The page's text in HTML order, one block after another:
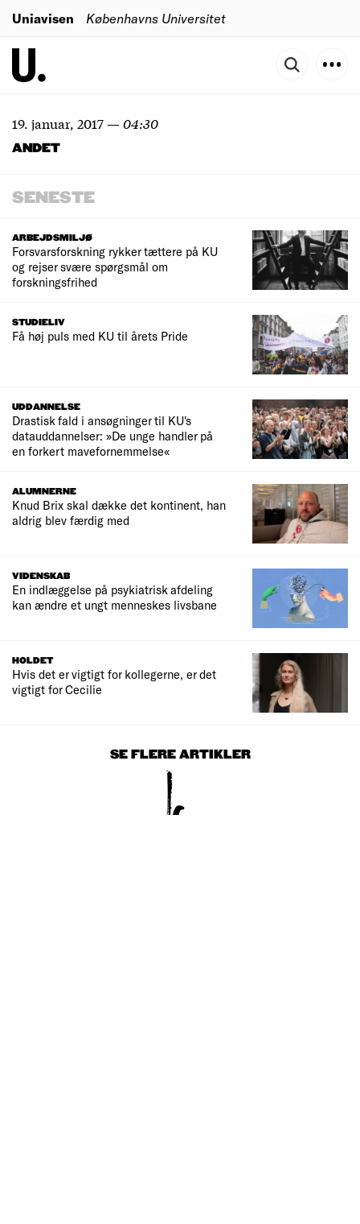
Uniavisen Københavns Universitet
19. januar, 2017—04:30
ANDET
SENESTE
ARBEJDSMILJØ
Forsvarsforskning rykker tættere på KU
og rejser svære spørgsmål om
forskningsfrihed
STUDIELIV
Få høj puls med KU til årets Pride
UDDANNELSE
Drastisk fald i ansøgninger til KU's
datauddannelser: »De unge handler på
en forkert mavefornemmelse«
ALUMNERNE
Knud Brix skal dække det kontinent, han
aldrig blev færdig med
VIDENSKAB
En indlæggelse på psykiatrisk afdeling
kan ændre et ungt menneskes livsbane
HOLDET
Hvis det er vigtigt for kollegerne, er det
vigtigt for Cecilie
SE FLERE ARTIKLER